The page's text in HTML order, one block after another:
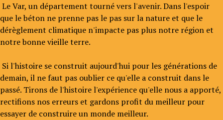
Le Var, un département tourné vers l'avenir. Dans l'espoir
que le béton ne prenne pas le pas sur la nature et que le
dérèglement climatique n'impacte pas plus notre région et
notre bonne vieille terre.
Si l'histoire se construit aujourd'hui pour les générations de
demain, il ne faut pas oublier ce qu'elle a construit dans le
passé. Tirons de l'histoire l'expérience qu'elle nous a apporté,
rectifions nos erreurs et gardons profit du meilleur pour
essayer de construire un monde meilleur.